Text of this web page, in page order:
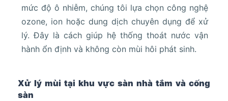
mức độ ô nhiễm, chúng tôi lựa chọn công nghệ
ozone, ion hoặc dung dịch chuyên dụng để xử
lý. Đây là cách giúp hệ thống thoát nước vận
hành ổn định và không còn mùi hôi phát sinh.
Xử lý mùi tại khu vực sàn nhà tắm và cống
sàn